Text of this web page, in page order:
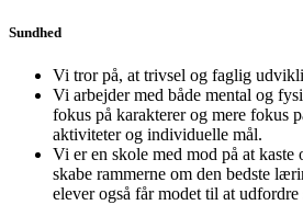
Sundhed
Vi tror på, at trivsel og faglig
Vi arbejder med både mental og
fokus på karakterer og mere fokus
aktiviteter og individuelle mål.
Vi er en skole med mod på at kaste
skabe rammerne om den bedste
elever også får modet til at udfordre